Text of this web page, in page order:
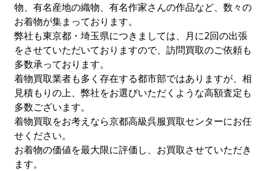
物、有名産地の織物、有名作家さんの作品など、数々の
お着物が集まっております。
弊社も東京都・埼玉県につきましては、月に2回の出張
をさせていただいておりますので、訪問買取のご依頼も
多数承っております。
着物買取業者も多く存在する都市部ではありますが、相
見積もりの上、弊社をお選びいただくような高額査定も
多数ございます。
着物買取をお考えなら京都高級呉服買取センターにお任
せください。
お着物の価値を最大限に評価し、お買取させていただき
ます。